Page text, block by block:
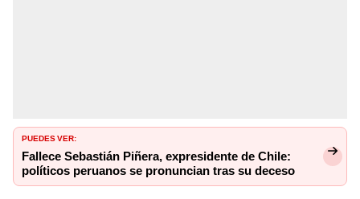
PUEDES VER:
Fallece Sebastián Piñera, expresidente de Chile:
políticos peruanos se pronuncian tras su deceso